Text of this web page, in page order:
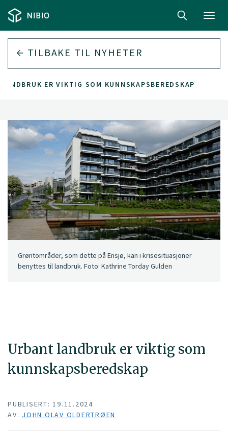
TILBAKE TIL NYHETER
ER VIKTIG SOM KUNNSKAPSBEREDSKAP
Urbant landbruk er viktig som
kunnskapsberedskap
Grøntområder, som dette på Ensjø, kan i krisesituasjoner
benyttes til landbruk. Foto: Kathrine Torday Gulden
PUBLISERT: 19.11.2024
AV: JOHN OLAV OLDERTRØEN